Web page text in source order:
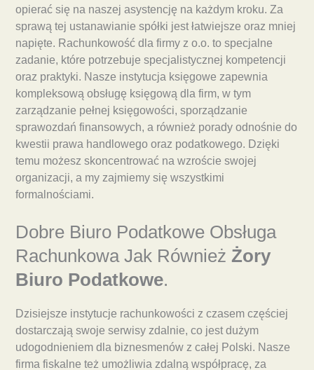
opierać się na naszej asystencję na każdym kroku. Za
sprawą tej ustanawianie spółki jest łatwiejsze oraz mniej
napięte. Rachunkowość dla firmy z o.o. to specjalne
zadanie, które potrzebuje specjalistycznej kompetencji
oraz praktyki. Nasze instytucja księgowe zapewnia
kompleksową obsługę księgową dla firm, w tym
zarządzanie pełnej księgowości, sporządzanie
sprawozdań finansowych, a również porady odnośnie do
kwestii prawa handlowego oraz podatkowego. Dzięki
temu możesz skoncentrować na wzroście swojej
organizacji, a my zajmiemy się wszystkimi
formalnościami.
Dobre Biuro Podatkowe Obsługa
Rachunkowa Jak Również Żory
Biuro Podatkowe.
Dzisiejsze instytucje rachunkowości z czasem częściej
dostarczają swoje serwisy zdalnie, co jest dużym
udogodnieniem dla biznesmenów z całej Polski. Nasze
firma fiskalne też umożliwia zdalną współpracę, za